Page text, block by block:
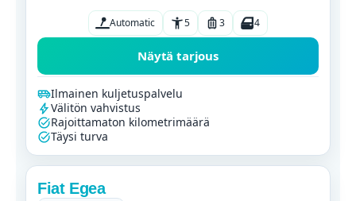
Automatic 5 3 4
Näytä tarjous
Ilmainen kuljetuspalvelu
Välitön vahvistus
Rajoittamaton kilometrimäärä
Täysi turva
Fiat Egea